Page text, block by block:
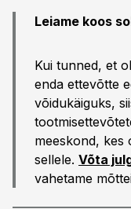
Leiame koos
Kui tunned, et
enda ettevõtte
võidukäiguks,
meeskond, kes
sellele. Võta
vahetame